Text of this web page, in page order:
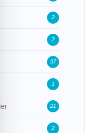
2
2
37
1
21
2